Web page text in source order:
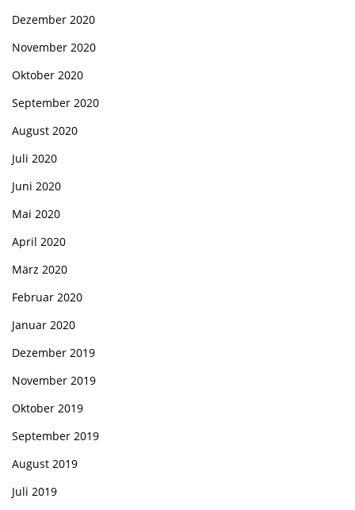
Dezember 2020
November 2020
Oktober 2020
September 2020
August 2020
Juli 2020
Juni 2020
Mai 2020
April 2020
März 2020
Februar 2020
Januar 2020
Dezember 2019
November 2019
Oktober 2019
September 2019
August 2019
Juli 2019